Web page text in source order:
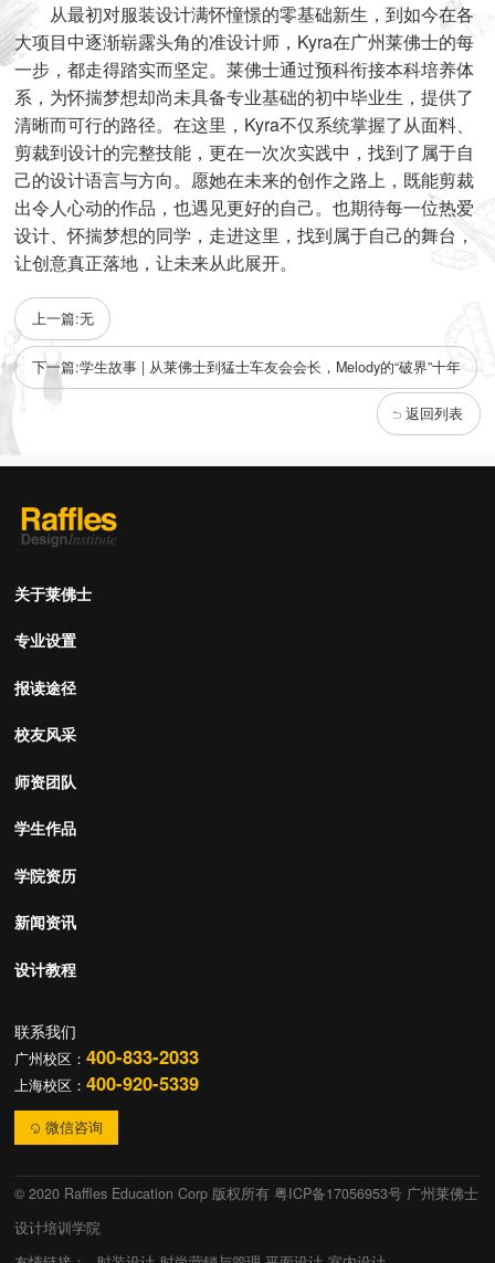
从最初对服装设计满怀憧憬的零基础新生，到如今在各
大项目中逐渐崭露头角的准设计师，Kyra在广州莱佛士的每
一步，都走得踏实而坚定。莱佛士通过预科衔接本科培养体
系，为怀揣梦想却尚未具备专业基础的初中毕业生，提供了
清晰而可行的路径。在这里，Kyra不仅系统掌握了从面料、
剪裁到设计的完整技能，更在一次次实践中，找到了属于自
己的设计语言与方向。愿她在未来的创作之路上，既能剪裁
出令人心动的作品，也遇见更好的自己。也期待每一位热爱
设计、怀揣梦想的同学，走进这里，找到属于自己的舞台，
让创意真正落地，让未来从此展开。
上一篇:无
下一篇:学生故事 | 从莱佛士到猛士车友会会长，Melody的“破界”十年
返回列表
关于莱佛士
专业设置
报读途径
校友风采
师资团队
学生作品
学院资历
新闻资讯
设计教程
联系我们
广州校区：400-833-2033
上海校区：400-920-5339
微信咨询
© 2020 Raffles Education Corp 版权所有粤ICP备17056953号 广州莱佛士
设计培训学院